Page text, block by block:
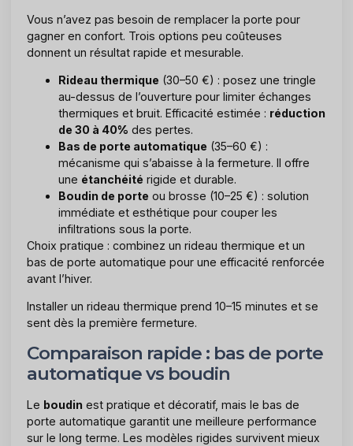
Vous n’avez pas besoin de remplacer la porte pour
gagner en confort. Trois options peu coûteuses
donnent un résultat rapide et mesurable.
Rideau thermique (30–50 €) : posez une tringle
au-dessus de l’ouverture pour limiter échanges
thermiques et bruit. Efficacité estimée : réduction
de 30 à 40% des pertes.
Bas de porte automatique (35–60 €) :
mécanisme qui s’abaisse à la fermeture. Il offre
une étanchéité rigide et durable.
Boudin de porte ou brosse (10–25 €) : solution
immédiate et esthétique pour couper les
infiltrations sous la porte.
Choix pratique : combinez un rideau thermique et un
bas de porte automatique pour une efficacité renforcée
avant l’hiver.
Installer un rideau thermique prend 10–15 minutes et se
sent dès la première fermeture.
Comparaison rapide : bas de porte
automatique vs boudin
Le boudin est pratique et décoratif, mais le bas de
porte automatique garantit une meilleure performance
sur le long terme. Les modèles rigides survivent mieux